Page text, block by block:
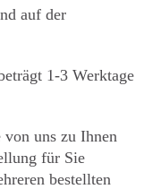
auf der
1-3 Werktage
von uns zu Ihnen
für Sie
bestellten